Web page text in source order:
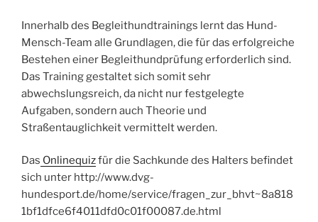
Innerhalb des Begleithundtrainings lernt das Hund-
Mensch-Team alle Grundlagen, die für das erfolgreiche
Bestehen einer Begleithundprüfung erforderlich sind.
Das Training gestaltet sich somit sehr
abwechslungsreich, da nicht nur festgelegte
Aufgaben, sondern auch Theorie und
Straßentauglichkeit vermittelt werden.
Das Onlinequizfür die Sachkunde des Halters befindet
sich unter http://www.dvg-
hundesport.de/home/service/fragen_zur_bhvt~8a818
1bf1dfce6f4011dfd0c01f00087.de.html